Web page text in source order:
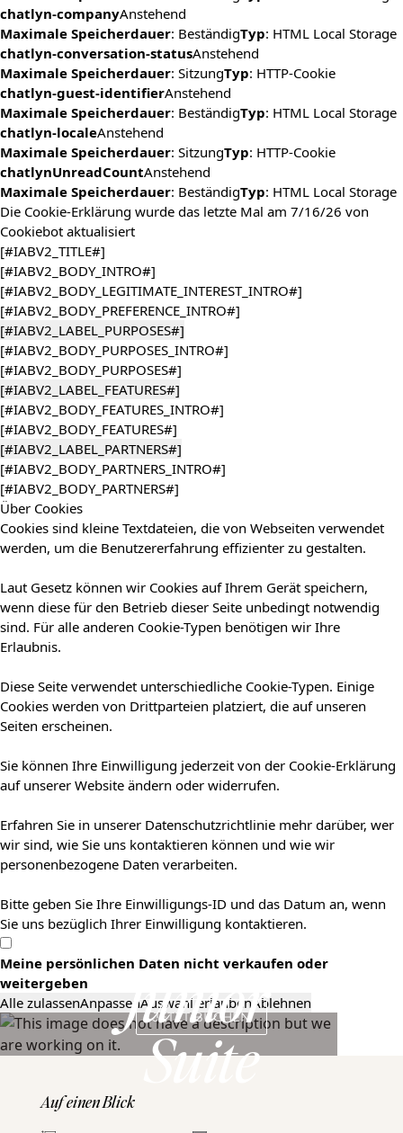
chatlyn-companyAnstehend
Maximale Speicherdauer: BeständigTyp: HTML Local Storage
chatlyn-conversation-statusAnstehend
Maximale Speicherdauer: SitzungTyp: HTTP-Cookie
chatlyn-guest-identifierAnstehend
Maximale Speicherdauer: BeständigTyp: HTML Local Storage
chatlyn-localeAnstehend
Maximale Speicherdauer: SitzungTyp: HTTP-Cookie
chatlynUnreadCountAnstehend
Maximale Speicherdauer: BeständigTyp: HTML Local Storage
Die Cookie-Erklärung wurde das letzte Mal am 7/16/26 von
Cookiebot aktualisiert
[#IABV2_TITLE#]
[#IABV2_BODY_INTRO#]
[#IABV2_BODY_LEGITIMATE_INTEREST_INTRO#]
[#IABV2_BODY_PREFERENCE_INTRO#]
[#IABV2_LABEL_PURPOSES#]
[#IABV2_BODY_PURPOSES_INTRO#]
[#IABV2_BODY_PURPOSES#]
[#IABV2_LABEL_FEATURES#]
[#IABV2_BODY_FEATURES_INTRO#]
[#IABV2_BODY_FEATURES#]
[#IABV2_LABEL_PARTNERS#]
[#IABV2_BODY_PARTNERS_INTRO#]
[#IABV2_BODY_PARTNERS#]
Über Cookies
Cookies sind kleine Textdateien, die von Webseiten verwendet
werden, um die Benutzererfahrung effizienter zu gestalten.
Laut Gesetz können wir Cookies auf Ihrem Gerät speichern,
wenn diese für den Betrieb dieser Seite unbedingt notwendig
sind. Für alle anderen Cookie-Typen benötigen wir Ihre
Erlaubnis.
Diese Seite verwendet unterschiedliche Cookie-Typen. Einige
Cookies werden von Drittparteien platziert, die auf unseren
Seiten erscheinen.
Sie können Ihre Einwilligung jederzeit von der Cookie-Erklärung
auf unserer Website ändern oder widerrufen.
Erfahren Sie in unserer Datenschutzrichtlinie mehr darüber, wer
wir sind, wie Sie uns kontaktieren können und wie wir
personenbezogene Daten verarbeiten.
Bitte geben Sie Ihre Einwilligungs-ID und das Datum an, wenn
Sie uns bezüglich Ihrer Einwilligung kontaktieren.
Meine persönlichen Daten nicht verkaufen oder
weitergeben
Alle zulassenAnpassenAuswahl erlauben Ablehnen
Junior
Suite
JETZT BUCHEN
Auf einen Blick